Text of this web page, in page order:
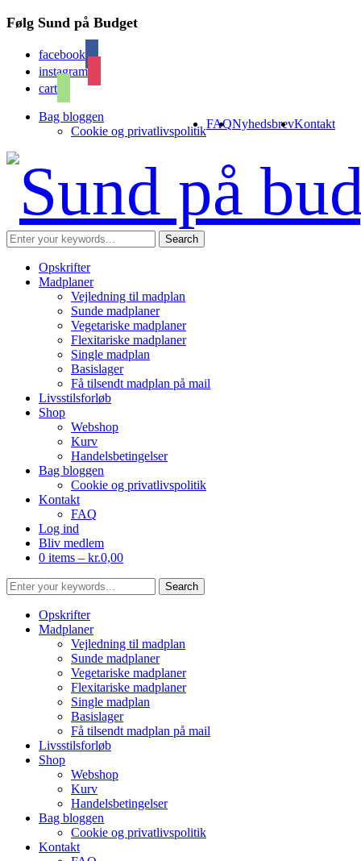
Følg Sund på Budget
facebook
instagram
cart
Bag bloggen
Cookie og privatlivspolitik
FAQNyhedsbrevKontakt
Opskrifter
Madplaner
Vejledning til madplan
Sunde madplaner
Vegetariske madplaner
Flexitariske madplaner
Single madplan
Basislager
Få tilsendt madplan på mail
Livsstilsforløb
Shop
Webshop
Kurv
Handelsbetingelser
Bag bloggen
Cookie og privatlivspolitik
Kontakt
FAQ
Log ind
Bliv medlem
0 items – kr.0,00
Opskrifter
Madplaner
Vejledning til madplan
Sunde madplaner
Vegetariske madplaner
Flexitariske madplaner
Single madplan
Basislager
Få tilsendt madplan på mail
Livsstilsforløb
Shop
Webshop
Kurv
Handelsbetingelser
Bag bloggen
Cookie og privatlivspolitik
Kontakt